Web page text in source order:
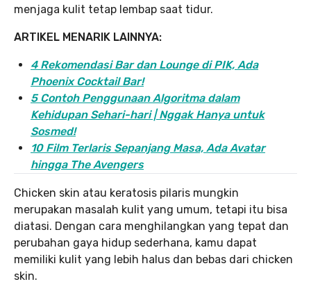
menjaga kulit tetap lembap saat tidur.
ARTIKEL MENARIK LAINNYA:
4 Rekomendasi Bar dan Lounge di PIK, Ada
Phoenix Cocktail Bar!
5 Contoh Penggunaan Algoritma dalam
Kehidupan Sehari-hari | Nggak Hanya untuk
Sosmed!
10 Film Terlaris Sepanjang Masa, Ada Avatar
hingga The Avengers
Chicken skin atau keratosis pilaris mungkin
merupakan masalah kulit yang umum, tetapi itu bisa
diatasi. Dengan cara menghilangkan yang tepat dan
perubahan gaya hidup sederhana, kamu dapat
memiliki kulit yang lebih halus dan bebas dari chicken
skin.